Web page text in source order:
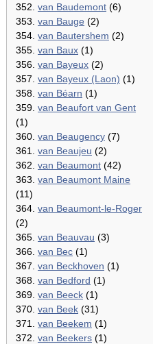
352. van Baudemont (6)
353. van Bauge (2)
354. van Bautershem (2)
355. van Baux (1)
356. van Bayeux (2)
357. van Bayeux (Laon) (1)
358. van Béarn (1)
359. van Beaufort van Gent
(1)
360. van Beaugency (7)
361. van Beaujeu (2)
362. van Beaumont (42)
363. van Beaumont Maine
(11)
364. van Beaumont-le-Roger
(2)
365. van Beauvau (3)
366. van Bec (1)
367. van Beckhoven (1)
368. van Bedford (1)
369. van Beeck (1)
370. van Beek (31)
371. van Beekem (1)
372. van Beekers (1)